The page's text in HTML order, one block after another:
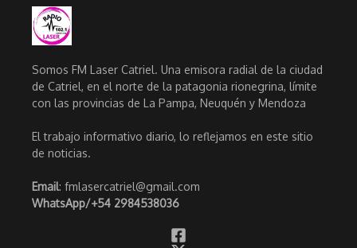
Somos FM Laser Catriel. Una emisora radial de la ciudad
de Catriel, en el norte de la patagonia rionegrina, límite
con las provincias de La Pampa, Neuquén y Mendoza
El trabajo informativo diario, lo reflejamos en este sitio
de noticias.
Email: fmlasercatriel@gmail.com
WhatsApp/+54 2984538036